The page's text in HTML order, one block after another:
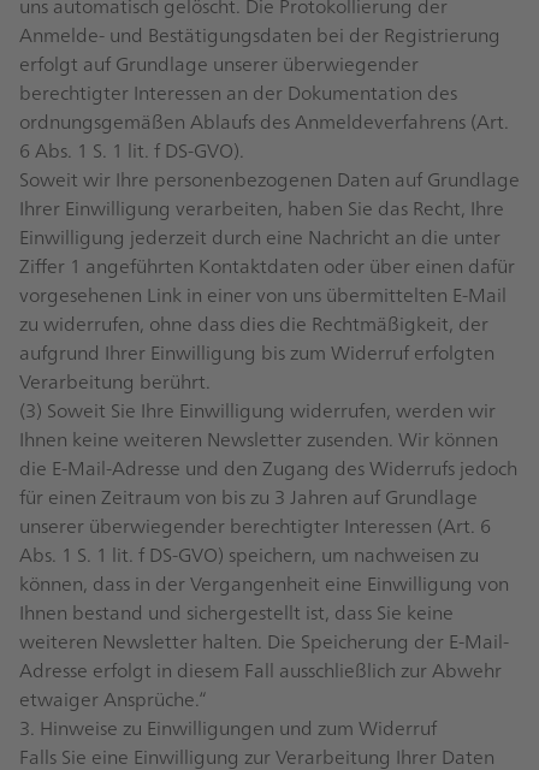
Anmelde- und Bestätigungsdaten bei der Registrierung
erfolgt auf Grundlage unserer überwiegender
berechtigter Interessen an der Dokumentation des
ordnungsgemäßen Ablaufs des Anmeldeverfahrens (Art.
6 Abs. 1 S. 1 lit. f DS-GVO).
Soweit wir Ihre personenbezogenen Daten auf Grundlage
Ihrer Einwilligung verarbeiten, haben Sie das Recht, Ihre
Einwilligung jederzeit durch eine Nachricht an die unter
Ziffer 1 angeführten Kontaktdaten oder über einen dafür
vorgesehenen Link in einer von uns übermittelten E-Mail
zu widerrufen, ohne dass dies die Rechtmäßigkeit, der
aufgrund Ihrer Einwilligung bis zum Widerruf erfolgten
Verarbeitung berührt.
(3) Soweit Sie Ihre Einwilligung widerrufen, werden wir
Ihnen keine weiteren Newsletter zusenden. Wir können
die E-Mail-Adresse und den Zugang des Widerrufs jedoch
für einen Zeitraum von bis zu 3 Jahren auf Grundlage
unserer überwiegender berechtigter Interessen (Art. 6
Abs. 1 S. 1 lit. f DS-GVO) speichern, um nachweisen zu
können, dass in der Vergangenheit eine Einwilligung von
Ihnen bestand und sichergestellt ist, dass Sie keine
weiteren Newsletter halten. Die Speicherung der E-Mail-
Adresse erfolgt in diesem Fall ausschließlich zur Abwehr
etwaiger Ansprüche.“
3. Hinweise zu Einwilligungen und zum Widerruf
Falls Sie eine Einwilligung zur Verarbeitung Ihrer Daten